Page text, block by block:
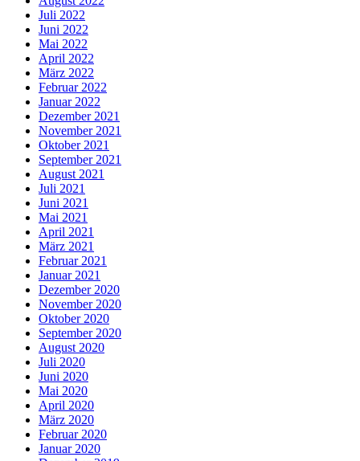
Juli 2022
Juni 2022
Mai 2022
April 2022
März 2022
Februar 2022
Januar 2022
Dezember 2021
November 2021
Oktober 2021
September 2021
August 2021
Juli 2021
Juni 2021
Mai 2021
April 2021
März 2021
Februar 2021
Januar 2021
Dezember 2020
November 2020
Oktober 2020
September 2020
August 2020
Juli 2020
Juni 2020
Mai 2020
April 2020
März 2020
Februar 2020
Januar 2020